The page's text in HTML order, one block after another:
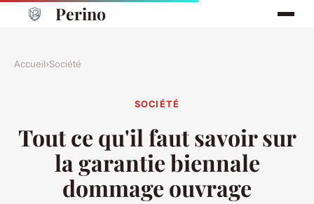
Perino
Accueil›Société
SOCIÉTÉ
Tout ce qu'il faut savoir sur
la garantie biennale
dommage ouvrage